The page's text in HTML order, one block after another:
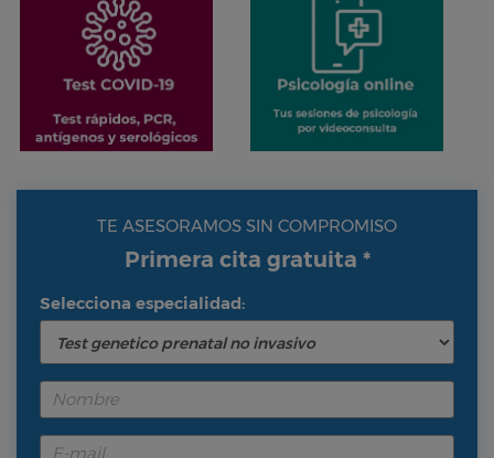
TE ASESORAMOS SIN COMPROMISO
Primera cita gratuita *
Selecciona especialidad: